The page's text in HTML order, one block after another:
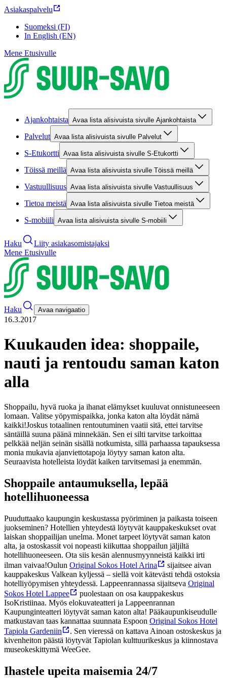
Asiakaspalvelu
Suomeksi (FI)
In English (EN)
Mene Etusivulle
Ajankohtaista Avaa lista alisivuista sivulle Ajankohtaista
Palvelut Avaa lista alisivuista sivulle Palvelut
S-Etukortti Avaa lista alisivuista sivulle S-Etukortti
Töissä meillä Avaa lista alisivuista sivulle Töissä meillä
Vastuullisuus Avaa lista alisivuista sivulle Vastuullisuus
Tietoa meistä Avaa lista alisivuista sivulle Tietoa meistä
S-mobiili Avaa lista alisivuista sivulle S-mobiili
Haku
Liity asiakasomistajaksi
Mene Etusivulle
Haku Avaa navigaatio
16.3.2017
Kuukauden idea: shoppaile,
nauti ja rentoudu saman katon
alla
Shoppailu, hyvä ruoka ja ihanat elämykset kuuluvat onnistuneeseen
lomaan. Valitse yöpymispaikka, jonka katon alta löydät nämä
kaikki!Joskus totaalinen rentoutuminen vaatii sitä, ettei tarvitse
säntäillä suuna päänä minnekään. Sen ei silti tarvitse tarkoittaa
pelkkää neljän seinän sisällä notkumista, sillä parhaassa tapauksessa
monia mukavia ajanviettotapoja löytyy saman katon alta.
Seuraavista hotelleista löydät kaiken tarvitsemasi ja enemmän.
Shoppaile antaumuksella, lepää
hotellihuoneessa
Puuduttaako kaupungin keskustassa pyöriminen ja paikasta toiseen
juokseminen? Hotellien yhteydestä löytyvät kauppakeskukset ovat
laiskan shoppailijan unelma. Monet tarpeet löytyvät saman katon
alta, ja ostoskassit voi nopeasti kiikuttaa shoppailun jäljiltä
hotellihuoneeseen. Ota siis kesän alennusmyynneistä kaikki irti
ilman vaivaa!Oulun Original Sokos Hotel Arina
sijaitsee aivan
kauppakeskus Valkean kyljessä – siellä voit kätevästi tehdä ostoksia
hotelliyöpymisen yhteydessä. Lappeenrannassa sijaitseva Original
Sokos Hotel Lappee
puolestaan on osa kauppakeskus
IsoKristiinaa. Myös elokuvateatteri ja Lappeenrannan
Kaupunginteatteri löytyvät saman katon alta! Pääkaupunkiseudulle
matkustavan taas kannattaa suunnata Espoon Original Sokos Hotel
Tapiola Gardeniin
. Sen vieressä on kattava Ainoan ostoskeskus ja
kivenheiton päästä löytyvät Tapiolan kulttuurikeskus ja kiinnostava
museokeskittymä WeeGee.
Ihastele upeita maisemia 24/7